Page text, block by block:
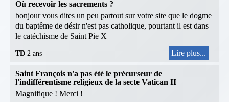
Où recevoir les sacrements ?
bonjour vous dites un peu partout sur votre site que le dogme
du baptême de désir n'est pas catholique, pourtant il est dans
le catéchisme de Saint Pie X
TD 2 ans Lire plus...
Saint François n'a pas été le précurseur de
l'indifférentisme religieux de la secte Vatican II
Magnifique ! Merci !